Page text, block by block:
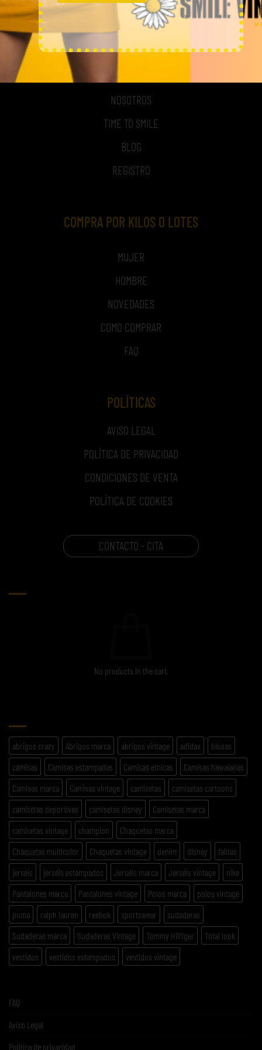
MI CUENTA
NOSOTROS
TIME TO SMILE
BLOG
REGISTRO
COMPRA POR KILOS O LOTES
MUJER
HOMBRE
NOVEDADES
COMO COMPRAR
FAQ
POLÍTICAS
AVISO LEGAL
POLÍTICA DE PRIVACIDAD
CONDICIONES DE VENTA
POLÍTICA DE COOKIES
CONTACTO - CITA
No products in the cart.
abrigos crazy Abrigos marca abrigos vintage adidas
blusas
camisas
Camisas estampadas Camisas etnicas
Camisas hawaianas
Camisas marca
Camisas vintage camisetas
camisetas cartoons
camisetas deportivas
camisetas disney
Camisetas marca
camisetas vintage
champion
Chaquetas marca
Chaquetas multicolor
Chaquetas vintage denim disney
faldas
jerséis
jerséis estampados Jerséis marca Jerséis vintage
nike
Pantalones marca
Pantalones vintage Polos marca
polos vintage
puma
ralph lauren reebok sportswear
sudaderas
Sudaderas marca
Sudaderas Vintage Tommy Hilfiger
Total look
vestidos
vestidos estampados vestidos vintage
FAQ
Aviso Legal
Politica de privacidad